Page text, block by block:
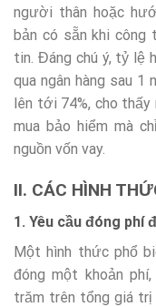
người thân hoặc
bản có sẵn khi công
tin. Đáng chú ý, tỷ lệ
qua ngân hàng sau 1
lên tới 74%, cho
mua bảo hiểm mà
nguồn vốn vay.
II. CÁC HÌNH
1. Yêu cầu đóng phí
Một hình thức phổ
đóng một khoản
trăm trên tổng giá